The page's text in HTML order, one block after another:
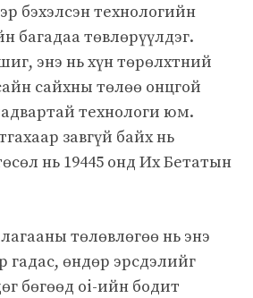
бэхэлсэн технологийн
багадаа төвлөрүүлдэг.
энэ нь хүн төрөлхтний
сайхны төлөө онцгой
технологи юм.
завгүй байх нь
нь 19445 онд Их Бетатын
төлөвлөгөө нь энэ
гадас, өндөр эрсдэлийг
бөгөөд oi-ийн бодит